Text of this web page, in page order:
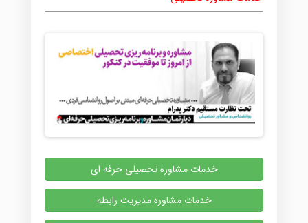
خدمات مشاوره تحصیلی حرفه ای
خدمات مشاوره مدیریت رابطه